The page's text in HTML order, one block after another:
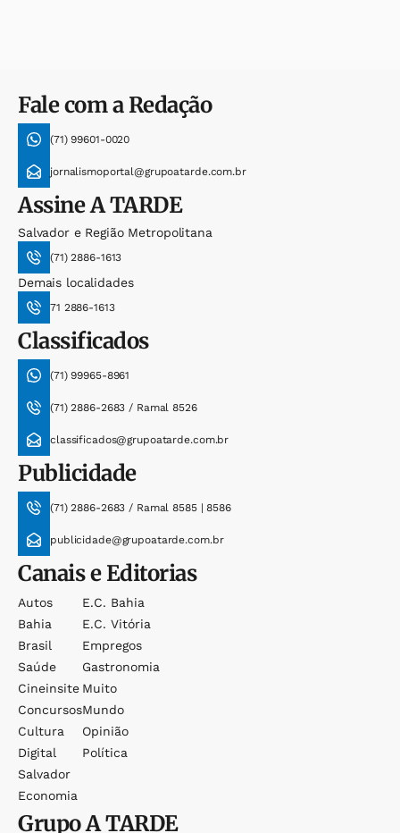
Fale com a Redação
(71) 99601-0020
jornalismoportal@grupoatarde.com.br
AssineA TARDE
Salvador e Região Metropolitana
(71) 2886-1613
Demais localidades
71 2886-1613
Classificados
(71) 99965-8961
(71) 2886-2683 / Ramal 8526
classificados@grupoatarde.com.br
Publicidade
(71) 2886-2683 / Ramal 8585 | 8586
publicidade@grupoatarde.com.br
Canais e Editorias
Autos
Bahia
Brasil
Saúde
Cineinsite
Concursos
Cultura
Digital
Salvador
Economia
E.c. Bahia
E.c. Vitória
Empregos
Gastronomia
Muito
Mundo
Opinião
Política
GrupoA TARDE